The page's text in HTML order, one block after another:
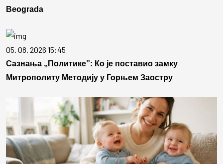
Beograda
05. 08. 2026 15:45
Сазнања „Политике”: Ко је поставио замку
Митрополиту Методију у Горњем Заостру